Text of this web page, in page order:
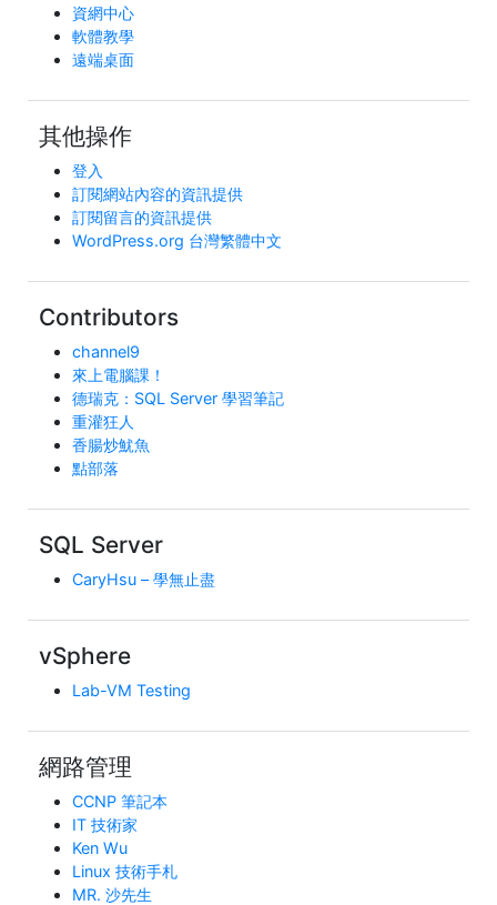
資網中心
軟體教學
遠端桌面
其他操作
登入
訂閱網站內容的資訊提供
訂閱留言的資訊提供
WordPress.org 台灣繁體中文
Contributors
channel9
來上電腦課！
德瑞克：SQL Server 學習筆記
重灌狂人
香腸炒魷魚
點部落
SQL Server
CaryHsu – 學無止盡
vSphere
Lab-VM Testing
網路管理
CCNP 筆記本
IT 技術家
Ken Wu
Linux 技術手札
MR. 沙先生